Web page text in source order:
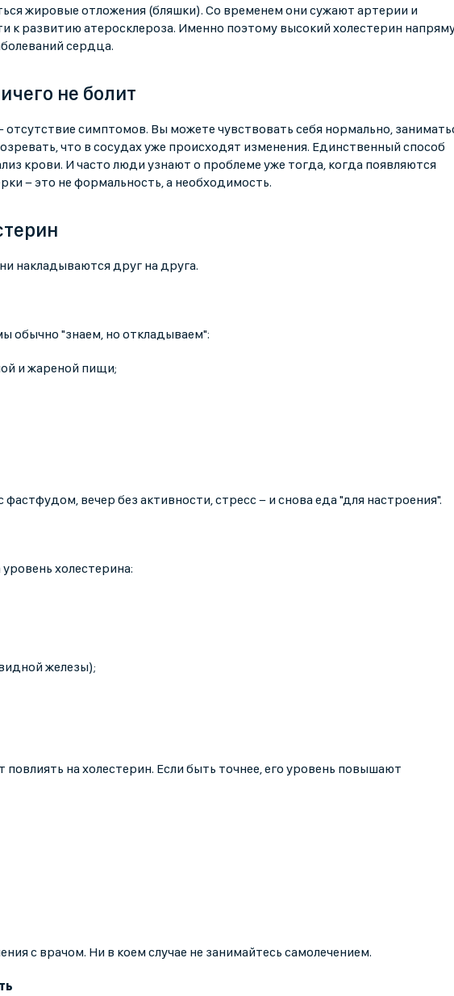
жировые отложения (бляшки). Со временем они сужают артерии и
к развитию атеросклероза. Именно поэтому высокий холестерин
сердца.
не болит
симптомов. Вы можете чувствовать себя нормально,
что в сосудах уже происходят изменения. Единственный способ
крови. И часто люди узнают о проблеме уже тогда, когда появляются
− это не формальность, а необходимость.
накладываются друг на друга.
обычно "знаем, но откладываем":
и жареной пищи;
вечер без активности, стресс − и снова еда "для настроения".
холестерина:
железы);
на холестерин. Если быть точнее, его уровень повышают
с врачом. Ни в коем случае не занимайтесь самолечением.